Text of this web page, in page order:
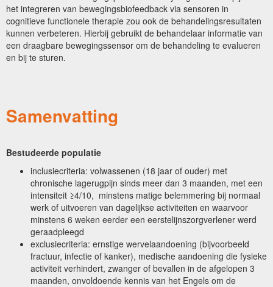
het integreren van bewegingsbiofeedback via sensoren in
cognitieve functionele therapie zou ook de behandelingsresultaten
kunnen verbeteren. Hierbij gebruikt de behandelaar informatie van
een draagbare bewegingssensor om de behandeling te evalueren
en bij te sturen.
Samenvatting
Bestudeerde populatie
inclusiecriteria: volwassenen (18 jaar of ouder) met
chronische lagerugpijn sinds meer dan 3 maanden, met een
intensiteit ≥4/10, minstens matige belemmering bij normaal
werk of uitvoeren van dagelijkse activiteiten en waarvoor
minstens 6 weken eerder een eerstelijnszorgverlener werd
geraadpleegd
exclusiecriteria: ernstige wervelaandoening (bijvoorbeeld
fractuur, infectie of kanker), medische aandoening die fysieke
activiteit verhindert, zwanger of bevallen in de afgelopen 3
maanden, onvoldoende kennis van het Engels om de